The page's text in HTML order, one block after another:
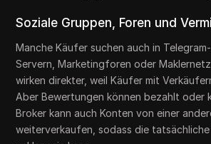
Soziale Gruppen, Foren und
Manche Käufer suchen auch in
Servern, Marketingforen oder
wirken direkter, weil Käufer mit
Aber Bewertungen können bezahlt oder
Broker kann auch Konten von einer
weiterverkaufen, sodass die